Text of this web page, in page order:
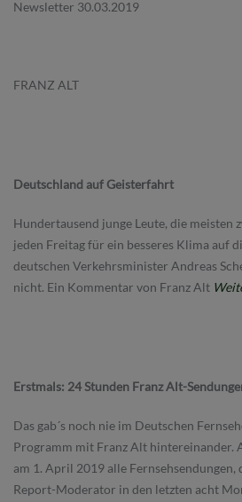
Newsletter 30.03.2019
FRANZ ALT
Deutschland auf Geisterfahrt
Hundertausend junge Leute, die meisten
jeden Freitag für ein besseres Klima auf
deutschen Verkehrsminister Andreas
nicht. Ein Kommentar von Franz Alt
Erstmals: 24 Stunden Franz Alt-
Das gab´s noch nie im Deutschen
Programm mit Franz Alt hintereinander.
am 1. April 2019 alle
Report-Moderator in den letzten acht